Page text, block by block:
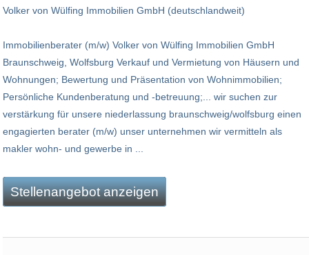
Volker von Wülfing Immobilien GmbH (deutschlandweit)
Immobilienberater (m/w) Volker von Wülfing Immobilien GmbH
Braunschweig, Wolfsburg Verkauf und Vermietung von Häusern und
Wohnungen; Bewertung und Präsentation von Wohnimmobilien;
Persönliche Kundenberatung und -betreuung;... wir suchen zur
verstärkung für unsere niederlassung braunschweig/wolfsburg einen
engagierten berater (m/w) unser unternehmen wir vermitteln als
makler wohn- und gewerbe in ...
Stellenangebot anzeigen